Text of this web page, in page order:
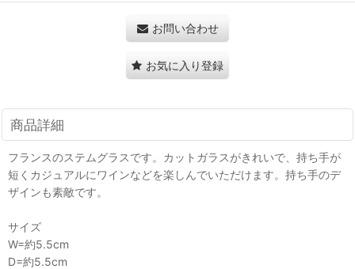
お問い合わせ
お気に入り登録
商品詳細
フランスのステムグラスです。カットガラスがきれいで、持ち手が
短くカジュアルにワインなどを楽しんでいただけます。持ち手のデ
ザインも素敵です。
サイズ
W=約5.5cm
D=約5.5cm